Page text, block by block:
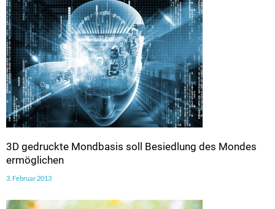
3D gedruckte Mondbasis soll Besiedlung des Mondes
ermöglichen
3. Februar 2013